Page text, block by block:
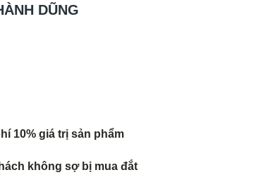
DŨNG
10% giá trị sản phẩm
không sợ bị mua đắt